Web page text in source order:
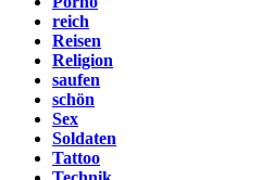
reich
Reisen
Religion
saufen
schön
Sex
Soldaten
Tattoo